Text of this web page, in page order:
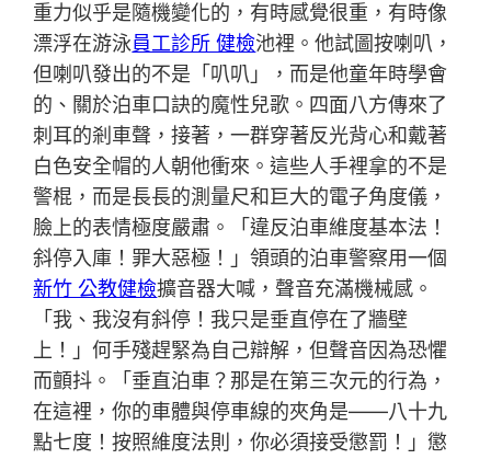
重力似乎是隨機變化的，有時感覺很重，有時像
漂浮在游泳員工診所 健檢池裡。他試圖按喇叭，
但喇叭發出的不是「叭叭」，而是他童年時學會
的、關於泊車口訣的魔性兒歌。四面八方傳來了
刺耳的剎車聲，接著，一群穿著反光背心和戴著
白色安全帽的人朝他衝來。這些人手裡拿的不是
警棍，而是長長的測量尺和巨大的電子角度儀，
臉上的表情極度嚴肅。「違反泊車維度基本法！
斜停入庫！罪大惡極！」領頭的泊車警察用一個
新竹 公教健檢擴音器大喊，聲音充滿機械感。
「我、我沒有斜停！我只是垂直停在了牆壁
上！」何手殘趕緊為自己辯解，但聲音因為恐懼
而顫抖。「垂直泊車？那是在第三次元的行為，
在這裡，你的車體與停車線的夾角是——八十九
點七度！按照維度法則，你必須接受懲罰！」懲